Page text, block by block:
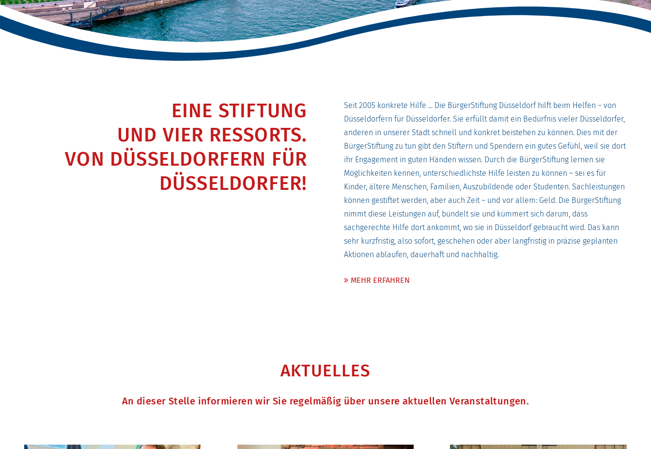
EINE STIFTUNG
UND VIER RESSORTS.
VON DÜSSELDORFERN FÜR
DÜSSELDORFER!
Seit 2005 konkrete Hilfe ... Die BürgerStiftung Düsseldorf hilft beim Helfen – von
Düsseldorfern für Düsseldorfer. Sie erfüllt damit ein Bedürfnis vieler Düsseldorfer,
anderen in unserer Stadt schnell und konkret beistehen zu können. Dies mit der
BürgerStiftung zu tun gibt den Stiftern und Spendern ein gutes Gefühl, weil sie dort
ihr Engagement in guten Händen wissen. Durch die BürgerStiftung lernen sie
Möglichkeiten kennen, unterschiedlichste Hilfe leisten zu können – sei es für
Kinder, ältere Menschen, Familien, Auszubildende oder Studenten. Sachleistungen
können gestiftet werden, aber auch Zeit – und vor allem: Geld. Die BürgerStiftung
nimmt diese Leistungen auf, bündelt sie und kümmert sich darum, dass
sachgerechte Hilfe dort ankommt, wo sie in Düsseldorf gebraucht wird. Das kann
sehr kurzfristig, also sofort, geschehen oder aber langfristig in präzise geplanten
Aktionen ablaufen, dauerhaft und nachhaltig.
MEHR ERFAHREN
AKTUELLES
An dieser Stelle informieren wir Sie regelmäßig über unsere aktuellen Veranstaltungen.